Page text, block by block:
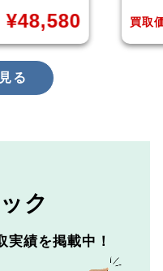
¥144,000 買取
る
ク
実績を掲載中！